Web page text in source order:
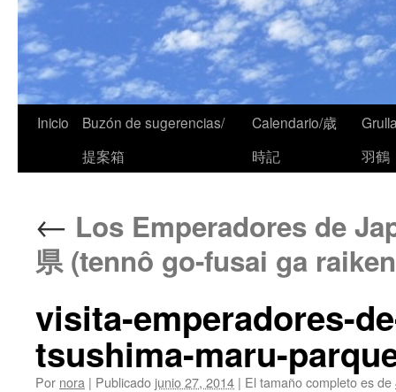
Inicio
Buzón de sugerencias/
提案箱
Calendario/歳
時記
羽鶴
← Los Emperadores de
県 (tennô go-fusai ga
visita-emperadores-
tsushima-maru-
Por nora | Publicado junio 27, 2014 | El tamaño completo es de